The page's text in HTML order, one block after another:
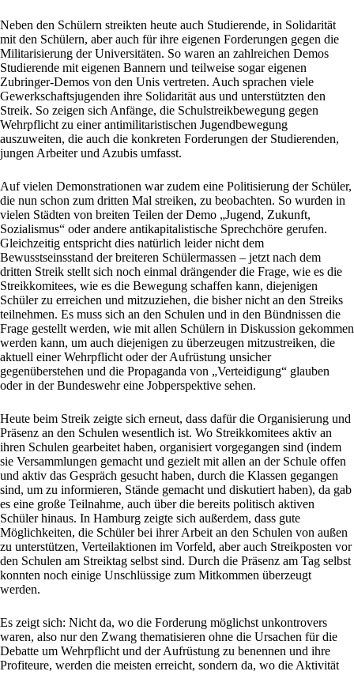
Neben den Schülern streikten heute auch Studierende, in Solidarität
mit den Schülern, aber auch für ihre eigenen Forderungen gegen die
Militarisierung der Universitäten. So waren an zahlreichen Demos
Studierende mit eigenen Bannern und teilweise sogar eigenen
Zubringer-Demos von den Unis vertreten. Auch sprachen viele
Gewerkschaftsjugenden ihre Solidarität aus und unterstützten den
Streik. So zeigen sich Anfänge, die Schulstreikbewegung gegen
Wehrpflicht zu einer antimilitaristischen Jugendbewegung
auszuweiten, die auch die konkreten Forderungen der Studierenden,
jungen Arbeiter und Azubis umfasst.
Auf vielen Demonstrationen war zudem eine Politisierung der Schüler,
die nun schon zum dritten Mal streiken, zu beobachten. So wurden in
vielen Städten von breiten Teilen der Demo „Jugend, Zukunft,
Sozialismus“ oder andere antikapitalistische Sprechchöre gerufen.
Gleichzeitig entspricht dies natürlich leider nicht dem
Bewusstseinsstand der breiteren Schülermassen – jetzt nach dem
dritten Streik stellt sich noch einmal drängender die Frage, wie es die
Streikkomitees, wie es die Bewegung schaffen kann, diejenigen
Schüler zu erreichen und mitzuziehen, die bisher nicht an den Streiks
teilnehmen. Es muss sich an den Schulen und in den Bündnissen die
Frage gestellt werden, wie mit allen Schülern in Diskussion gekommen
werden kann, um auch diejenigen zu überzeugen mitzustreiken, die
aktuell einer Wehrpflicht oder der Aufrüstung unsicher
gegenüberstehen und die Propaganda von „Verteidigung“ glauben
oder in der Bundeswehr eine Jobperspektive sehen.
Heute beim Streik zeigte sich erneut, dass dafür die Organisierung und
Präsenz an den Schulen wesentlich ist. Wo Streikkomitees aktiv an
ihren Schulen gearbeitet haben, organisiert vorgegangen sind (indem
sie Versammlungen gemacht und gezielt mit allen an der Schule offen
und aktiv das Gespräch gesucht haben, durch die Klassen gegangen
sind, um zu informieren, Stände gemacht und diskutiert haben), da gab
es eine große Teilnahme, auch über die bereits politisch aktiven
Schüler hinaus. In Hamburg zeigte sich außerdem, dass gute
Möglichkeiten, die Schüler bei ihrer Arbeit an den Schulen von außen
zu unterstützen, Verteilaktionen im Vorfeld, aber auch Streikposten vor
den Schulen am Streiktag selbst sind. Durch die Präsenz am Tag selbst
konnten noch einige Unschlüssige zum Mitkommen überzeugt
werden.
Es zeigt sich: Nicht da, wo die Forderung möglichst unkontrovers
waren, also nur den Zwang thematisieren ohne die Ursachen für die
Debatte um Wehrpflicht und der Aufrüstung zu benennen und ihre
Profiteure, werden die meisten erreicht, sondern da, wo die Aktivität